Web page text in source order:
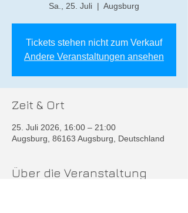
Sa., 25. Juli
  |
Augsburg
Tickets stehen nicht zum Verkauf
Andere Veranstaltungen ansehen
Zeit & Ort
25. Juli 2026, 16:00 – 21:00
Augsburg, 86163 Augsburg, Deutschland
Über die Veranstaltung